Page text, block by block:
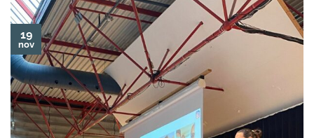
19
nov